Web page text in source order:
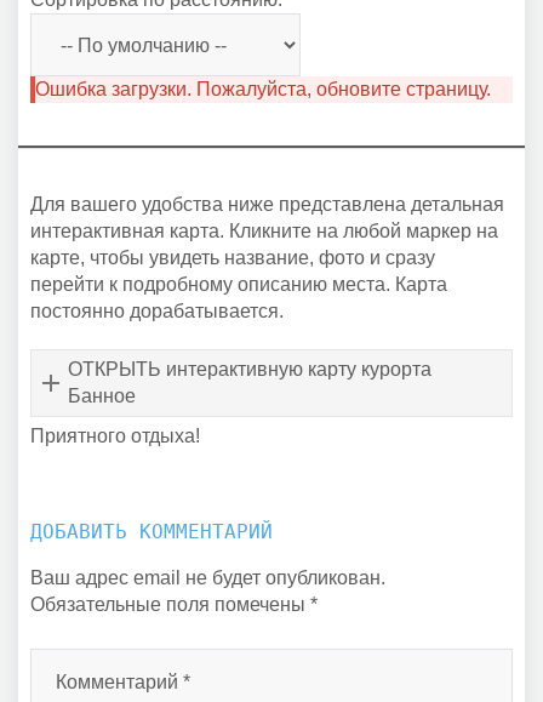
Ошибка загрузки. Пожалуйста, обновите страницу.
Для вашего удобства ниже представлена детальная
интерактивная карта. Кликните на любой маркер на
карте, чтобы увидеть название, фото и сразу
перейти к подробному описанию места. Карта
постоянно дорабатывается.
ОТКРЫТЬ интерактивную карту курорта
Банное
Приятного отдыха!
ДОБАВИТЬ КОММЕНТАРИЙ
Ваш адрес email не будет опубликован.
Обязательные поля помечены *